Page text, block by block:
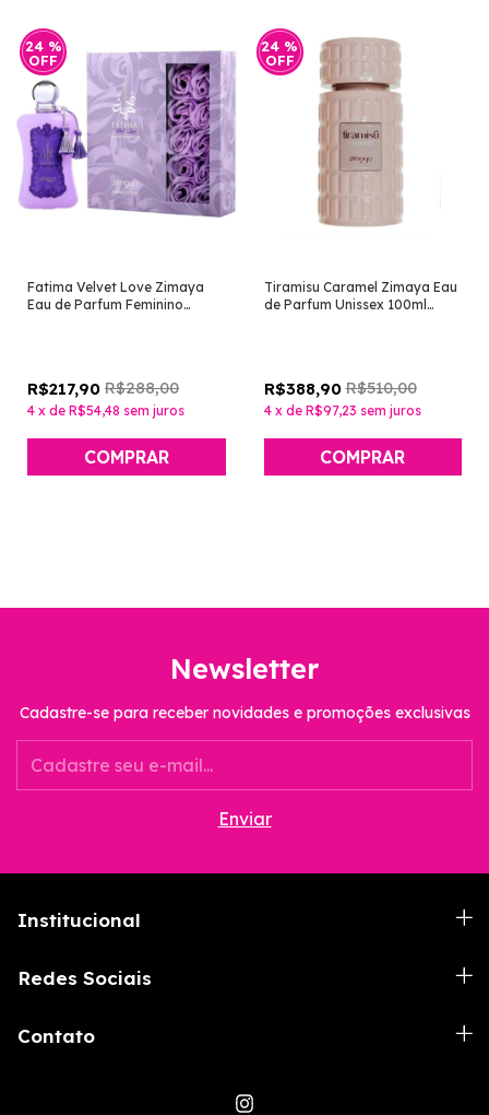
24 %
OFF
Fatima Velvet Love Zimaya
Eau de Parfum Feminino
R$217,90 R$288,00
4 x de R$54,48 sem juros
24 %
OFF
Tiramisu Caramel Zimaya Eau
de Parfum Unissex 100ml
R$388,90 R$510,00
4 x de R$97,23 sem juros
Newsletter
Cadastre-se para receber novidades e promoções exclusivas
Institucional
Redes Sociais
Contato